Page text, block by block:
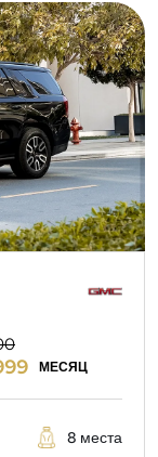
МЕСЯЦ
8 места